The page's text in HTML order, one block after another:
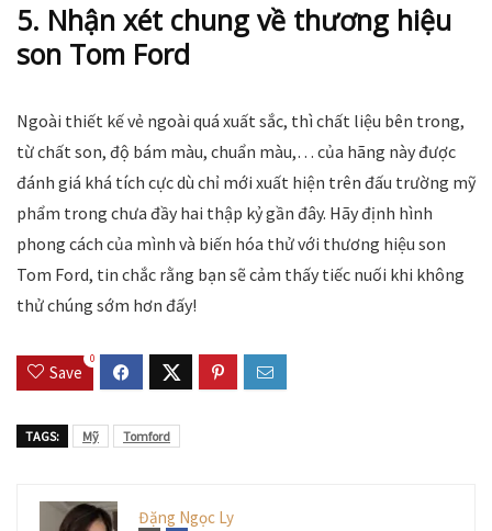
5. Nhận xét chung về thương hiệu
son Tom Ford
Ngoài thiết kế vẻ ngoài quá xuất sắc, thì chất liệu bên trong,
từ chất son, độ bám màu, chuẩn màu,… của hãng này được
đánh giá khá tích cực dù chỉ mới xuất hiện trên đấu trường mỹ
phẩm trong chưa đầy hai thập kỷ gần đây. Hãy định hình
phong cách của mình và biến hóa thử với thương hiệu son
Tom Ford, tin chắc rằng bạn sẽ cảm thấy tiếc nuối khi không
thử chúng sớm hơn đấy!
Save
0
TAGS: Mỹ Tomford
Đặng Ngọc Ly